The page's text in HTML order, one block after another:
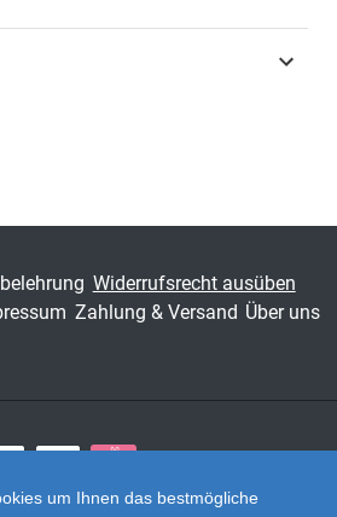
Widerrufsrecht ausüben
Zahlung & Versand Über uns
um Ihnen das bestmögliche